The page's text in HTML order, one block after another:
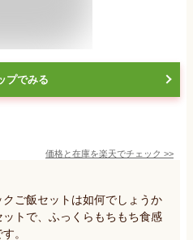
プでみる
価格と在庫を楽天でチェック >>
ご飯セットは如何でしょうか
トで、ふっくらもちもち食感
。